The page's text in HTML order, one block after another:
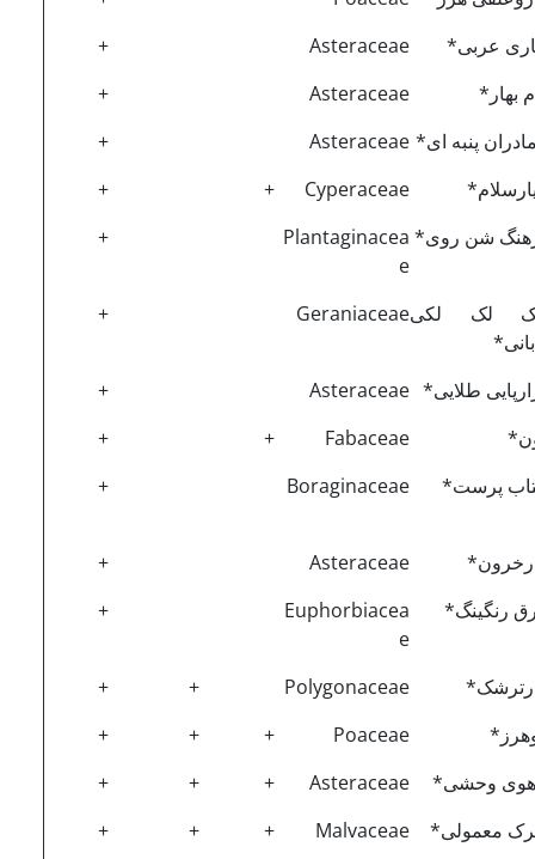
عربی*
Asteraceae
+
بهار*
Asteraceae
+
پنبه ای* Asteraceae
+
Cyperaceae
+
+
شن روی* Plantaginacea
e
+
لک لکیGeraniaceae
+
طلایی* Asteraceae
+
Fabaceae
+
+
پرست*
Boraginaceae
+
Asteraceae
+
رنگینگ*
Euphorbiacea
e
+
Polygonaceae
+
+
Poaceae
+
+
+
وحشی*
Asteraceae
+
+
+
معمولی*
Malvaceae
+
+
+